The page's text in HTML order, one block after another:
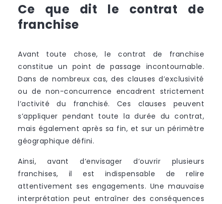
Ce que dit le contrat de
franchise
Avant toute chose, le contrat de franchise
constitue un point de passage incontournable.
Dans de nombreux cas, des clauses d’exclusivité
ou de non-concurrence encadrent strictement
l’activité du franchisé. Ces clauses peuvent
s’appliquer pendant toute la durée du contrat,
mais également après sa fin, et sur un périmètre
géographique défini.
Ainsi, avant d’envisager d’ouvrir plusieurs
franchises, il est indispensable de relire
attentivement ses engagements. Une mauvaise
interprétation peut entraîner des conséquences